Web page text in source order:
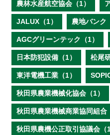
農林水産航空協会（1）
JALUX（1） 農地バンク
AGCグリーンテック（1）
日本防犯設備（1） 松尾
東洋電機工業（1）
秋田県農業機械化協会（1）
秋田県農業機械商業協同組合
秋田県農機公正取引協議会（1